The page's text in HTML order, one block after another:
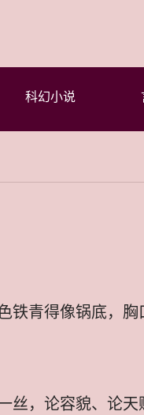
科幻小说
铁青得像锅底，
，论容貌、论天